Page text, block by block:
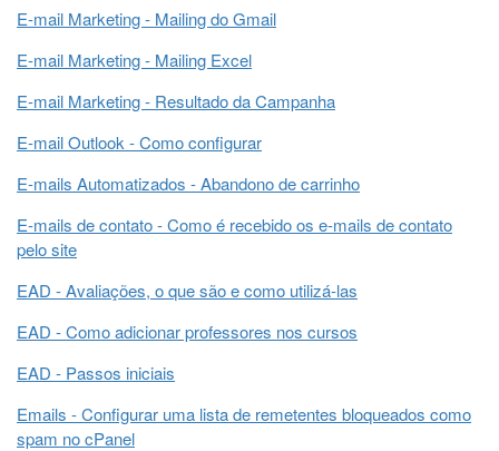
E-mail Marketing - Mailing do Gmail
E-mail Marketing - Mailing Excel
E-mail Marketing - Resultado da Campanha
E-mail Outlook - Como configurar
E-mails Automatizados - Abandono de carrinho
E-mails de contato - Como é recebido os e-mails de contato
pelo site
EAD - Avaliações, o que são e como utilizá-las
EAD - Como adicionar professores nos cursos
EAD - Passos iniciais
Emails - Configurar uma lista de remetentes bloqueados como
spam no cPanel